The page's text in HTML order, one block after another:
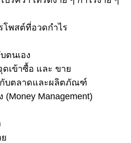
โพสต์ที่อวดกำไร
ตนเอง
เข้าซื้อ และ ขาย
กับตลาดและผลิตภัณฑ์
(Money Management)